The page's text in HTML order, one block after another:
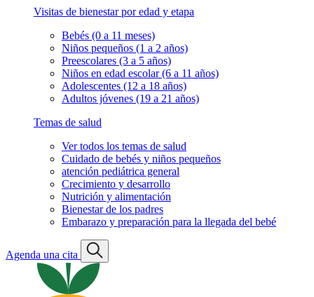
Visitas de bienestar por edad y etapa
Bebés (0 a 11 meses)
Niños pequeños (1 a 2 años)
Preescolares (3 a 5 años)
Niños en edad escolar (6 a 11 años)
Adolescentes (12 a 18 años)
Adultos jóvenes (19 a 21 años)
Temas de salud
Ver todos los temas de salud
Cuidado de bebés y niños pequeños
atención pediátrica general
Crecimiento y desarrollo
Nutrición y alimentación
Bienestar de los padres
Embarazo y preparación para la llegada del bebé
Agenda una cita